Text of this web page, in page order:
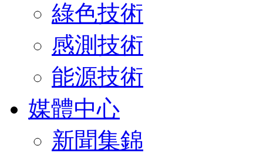
綠色技術
感測技術
能源技術
媒體中心
新聞集錦